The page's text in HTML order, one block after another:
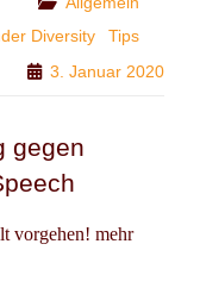
Diversity
Tips
3. Januar 2020
gegen
vorgehen! mehr